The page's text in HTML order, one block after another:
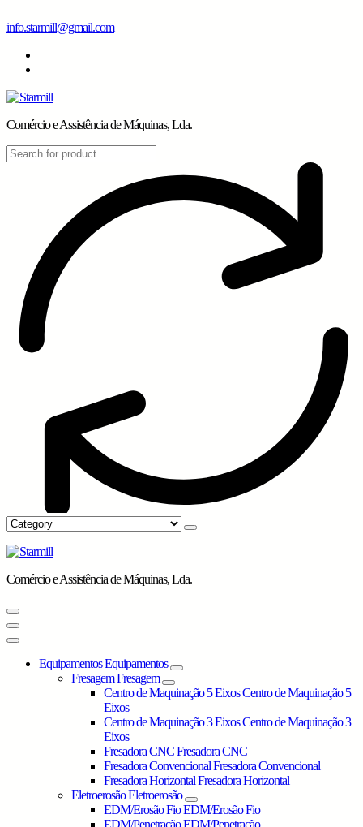
Skip
content
info.starmill@gmail.com
Comércio e Assistência de Máquinas, Lda.
Comércio e Assistência de Máquinas, Lda.
EquipamentosEquipamentos
FresagemFresagem
Centro de Maquinação 5 EixosCentro de Maquinação 5
Eixos
Centro de Maquinação 3 EixosCentro de Maquinação 3
Eixos
Fresadora CNCFresadora CNC
Fresadora ConvencionalFresadora Convencional
Fresadora HorizontalFresadora Horizontal
EletroerosãoEletroerosão
EDM/Erosão FioEDM/Erosão Fio
EDM/PenetraçãoEDM/Penetração